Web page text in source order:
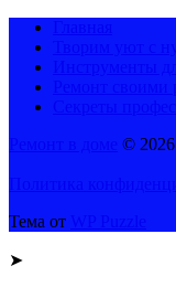
© 2026
Тема от
➤